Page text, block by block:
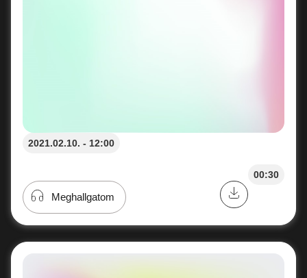
2021.02.10. - 12:00
00:30
Meghallgatom